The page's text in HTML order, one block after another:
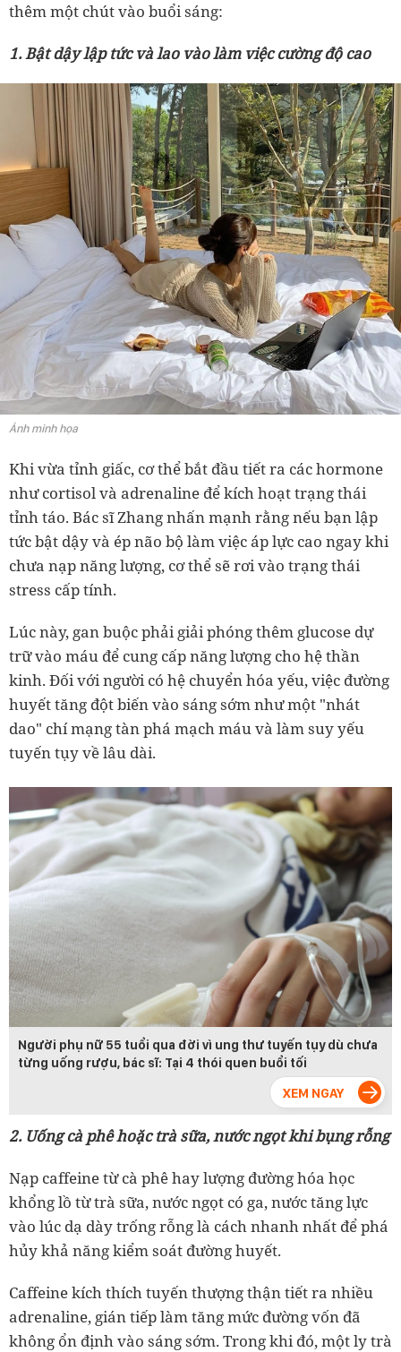
thêm một chút vào buổi sáng:
1. Bật dậy lập tức và lao vào làm việc cường độ cao
Ảnh minh họa
Khi vừa tỉnh giấc, cơ thể bắt đầu tiết ra các hormone
như cortisol và adrenaline để kích hoạt trạng thái
tỉnh táo. Bác sĩ Zhang nhấn mạnh rằng nếu bạn lập
tức bật dậy và ép não bộ làm việc áp lực cao ngay khi
chưa nạp năng lượng, cơ thể sẽ rơi vào trạng thái
stress cấp tính.
Lúc này, gan buộc phải giải phóng thêm glucose dự
trữ vào máu để cung cấp năng lượng cho hệ thần
kinh. Đối với người có hệ chuyển hóa yếu, việc đường
huyết tăng đột biến vào sáng sớm như một "nhát
dao" chí mạng tàn phá mạch máu và làm suy yếu
tuyến tụy về lâu dài.
Người phụ nữ 55 tuổi qua đời vì ung thư tuyến tụy dù chưa
từng uống rượu, bác sĩ: Tại 4 thói quen buổi tối
2. Uống cà phê hoặc trà sữa, nước ngọt khi bụng rỗng
Nạp caffeine từ cà phê hay lượng đường hóa học
khổng lồ từ trà sữa, nước ngọt có ga, nước tăng lực
vào lúc dạ dày trống rỗng là cách nhanh nhất để phá
hủy khả năng kiểm soát đường huyết.
Caffeine kích thích tuyến thượng thận tiết ra nhiều
adrenaline, gián tiếp làm tăng mức đường vốn đã
không ổn định vào sáng sớm. Trong khi đó, một ly trà